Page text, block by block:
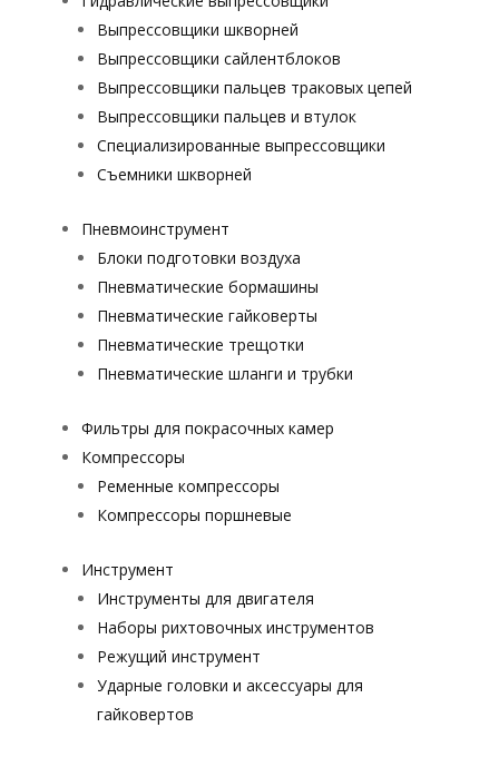
Выпрессовщики шкворней
Выпрессовщики сайлентблоков
Выпрессовщики пальцев траковых цепей
Выпрессовщики пальцев и втулок
Специализированные выпрессовщики
Cъемники шкворней
Пневмоинструмент
Блоки подготовки воздуха
Пневматические бормашины
Пневматические гайковерты
Пневматические трещотки
Пневматические шланги и трубки
Фильтры для покрасочных камер
Компрессоры
Ременные компрессоры
Компрессоры поршневые
Инструмент
Инструменты для двигателя
Наборы рихтовочных инструментов
Режущий инструмент
Ударные головки и аксессуары для
гайковертов